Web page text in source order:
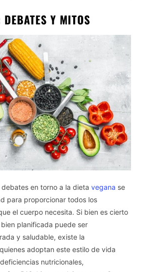
Y MITOS
en torno a la dieta vegana se
para proporcionar todos los
el cuerpo necesita. Si bien es cierto
planificada puede ser
y saludable, existe la
adoptan este estilo de vida
nutricionales,